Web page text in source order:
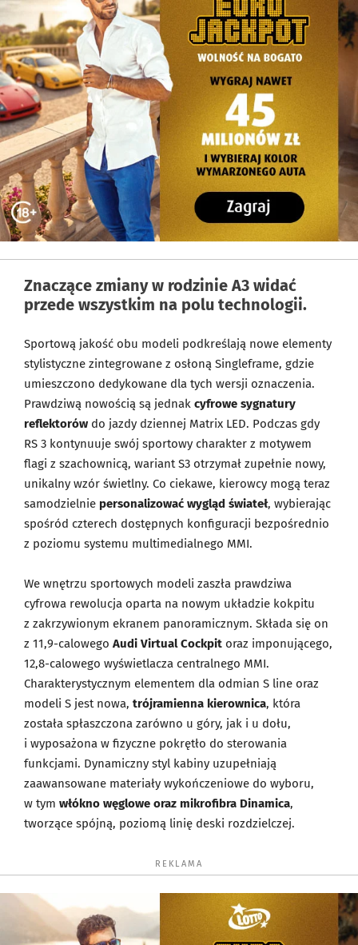
Znaczące zmiany w rodzinie A3 widać
przede wszystkim na polu technologii.
Sportową jakość obu modeli podkreślają nowe elementy
stylistyczne zintegrowane z osłoną Singleframe, gdzie
umieszczono dedykowane dla tych wersji oznaczenia.
Prawdziwą nowością są jednak cyfrowe sygnatury
reflektorów do jazdy dziennej Matrix LED. Podczas gdy
RS 3 kontynuuje swój sportowy charakter z motywem
flagi z szachownicą, wariant S3 otrzymał zupełnie nowy,
unikalny wzór świetlny. Co ciekawe, kierowcy mogą teraz
samodzielnie personalizować wygląd świateł, wybierając
spośród czterech dostępnych konfiguracji bezpośrednio
z poziomu systemu multimedialnego MMI.
We wnętrzu sportowych modeli zaszła prawdziwa
cyfrowa rewolucja oparta na nowym układzie kokpitu
z zakrzywionym ekranem panoramicznym. Składa się on
z 11,9-calowego Audi Virtual Cockpit oraz imponującego,
12,8-calowego wyświetlacza centralnego MMI.
Charakterystycznym elementem dla odmian S line oraz
modeli S jest nowa, trójramienna kierownica, która
została spłaszczona zarówno u góry, jak i u dołu,
i wyposażona w fizyczne pokrętło do sterowania
funkcjami. Dynamiczny styl kabiny uzupełniają
zaawansowane materiały wykończeniowe do wyboru,
w tym włókno węglowe oraz mikrofibra Dinamica,
tworzące spójną, poziomą linię deski rozdzielczej.
REKLAMA